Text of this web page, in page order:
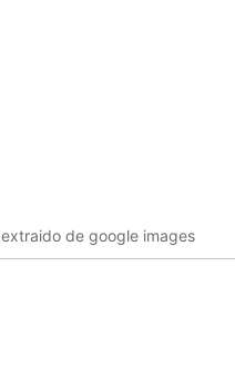
extraido de google images